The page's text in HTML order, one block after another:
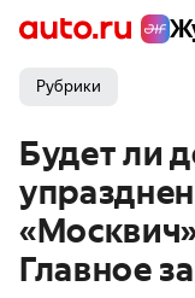
Рубрики
Будет ли
Главное